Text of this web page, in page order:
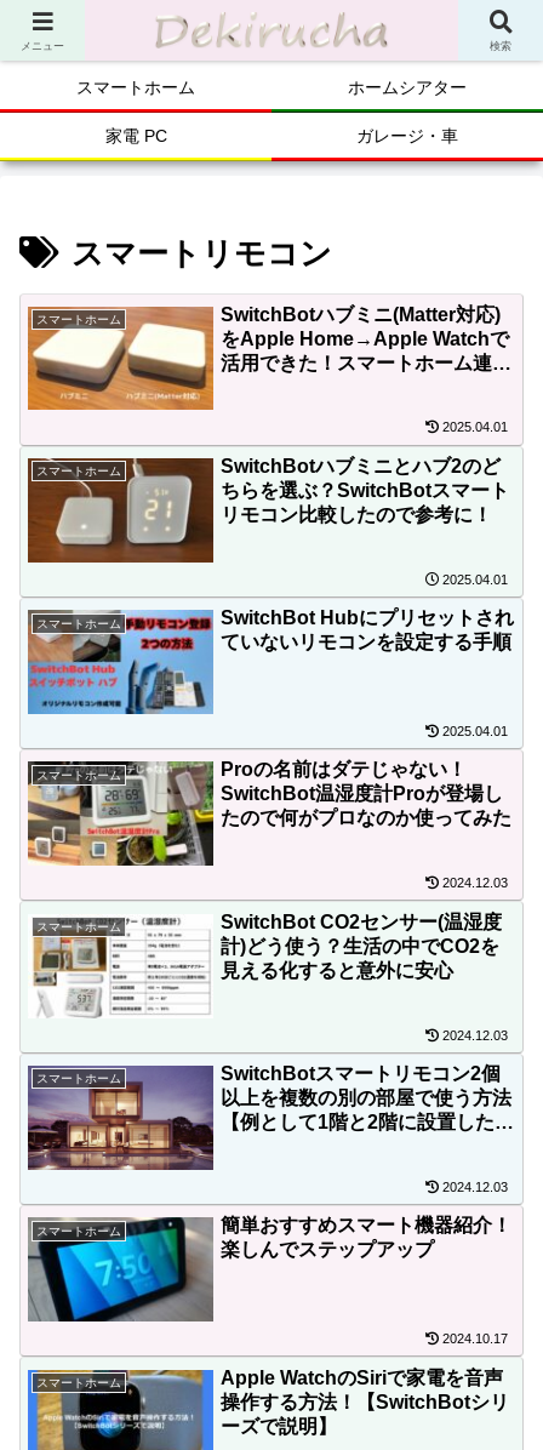
スマートホーム ホームシアター
家電 PC ガレージ・車
スマートリモコン
スマートホーム
SwitchBotハブミニ(Matter対応)
をApple Home→Apple Watchで
活用できた！スマートホーム連携
2025.04.01
スマートホーム
SwitchBotハブミニとハブ2のど
ちらを選ぶ？SwitchBotスマート
リモコン比較したので参考に！
2025.04.01
スマートホーム
SwitchBot Hubにプリセットされ
ていないリモコンを設定する手順
2025.04.01
スマートホーム
Proの名前はダテじゃない！
SwitchBot温湿度計Proが登場し
たので何がプロなのか使ってみた
2024.12.03
スマートホーム
SwitchBot CO2センサー(温湿度
計)どう使う？生活の中でCO2を
見える化すると意外に安心
2024.12.03
スマートホーム
SwitchBotスマートリモコン2個
以上を複数の別の部屋で使う方法
【例として1階と2階に設置した利
2024.12.03
スマートホーム
簡単おすすめスマート機器紹介！
楽しんでステップアップ
2024.10.17
スマートホーム
Apple WatchのSiriで家電を音声
操作する方法！【SwitchBotシリ
ーズで説明】
メニュー 検索